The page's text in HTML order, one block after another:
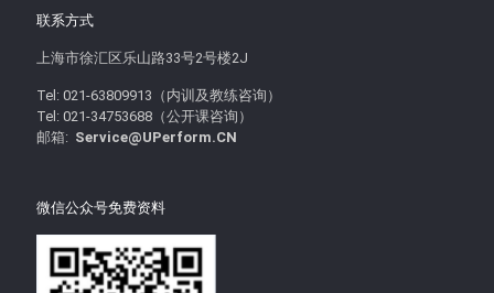
联系方式
上海市徐汇区乐山路33号2号楼2J
Tel: 021-63809913（内训及教练咨询）
Tel: 021-34753688（公开课咨询）
邮箱: Service@UPerform.CN
微信公众号免费资料